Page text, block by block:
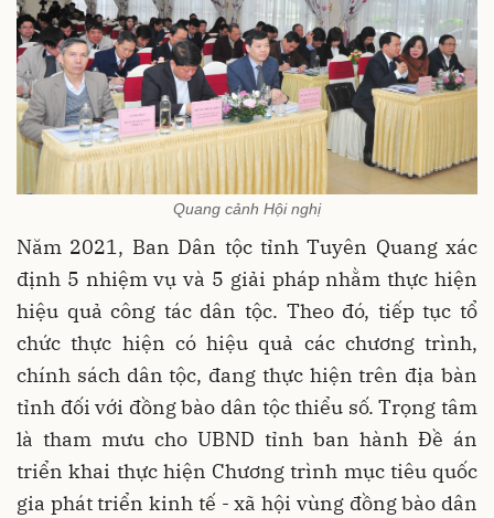
Quang cảnh Hội nghị
Năm 2021, Ban Dân tộc tỉnh Tuyên Quang xác
định 5 nhiệm vụ và 5 giải pháp nhằm thực hiện
hiệu quả công tác dân tộc. Theo đó, tiếp tục tổ
chức thực hiện có hiệu quả các chương trình,
chính sách dân tộc, đang thực hiện trên địa bàn
tỉnh đối với đồng bào dân tộc thiểu số. Trọng tâm
là tham mưu cho UBND tỉnh ban hành Đề án
triển khai thực hiện Chương trình mục tiêu quốc
gia phát triển kinh tế - xã hội vùng đồng bào dân